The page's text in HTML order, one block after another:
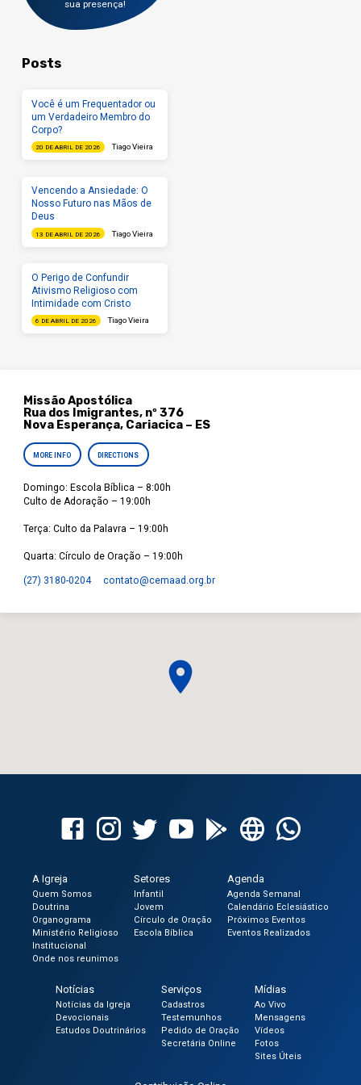
sua presença!
Posts
Você é um Frequentador ou
um Verdadeiro Membro do
Corpo?
20 DE ABRIL DE 2026 Tiago Vieira
Vencendo a Ansiedade: O
Nosso Futuro nas Mãos de
Deus
13 DE ABRIL DE 2026 Tiago Vieira
O Perigo de Confundir
Ativismo Religioso com
Intimidade com Cristo
6 DE ABRIL DE 2026 Tiago Vieira
Missão Apostólica
Rua dos Imigrantes, nº 376
Nova Esperança, Cariacica – ES
MORE INFO DIRECTIONS
Domingo: Escola Bíblica – 8:00h
Culto de Adoração – 19:00h
Terça: Culto da Palavra – 19:00h
Quarta: Círculo de Oração – 19:00h
(27) 3180-0204 contato​@cemaad.org.br
A Igreja
Quem Somos
Doutrina
Organograma
Ministério Religioso
Institucional
Onde nos reunimos
Setores
Infantil
Jovem
Círculo de Oração
Escola Bíblica
Agenda
Agenda Semanal
Calendário Eclesiástico
Próximos Eventos
Eventos Realizados
Notícias
Notícias da Igreja
Devocionais
Estudos Doutrinários
Serviços
Cadastros
Testemunhos
Pedido de Oração
Secretária Online
Mídias
Ao Vivo
Mensagens
Vídeos
Fotos
Sites Úteis